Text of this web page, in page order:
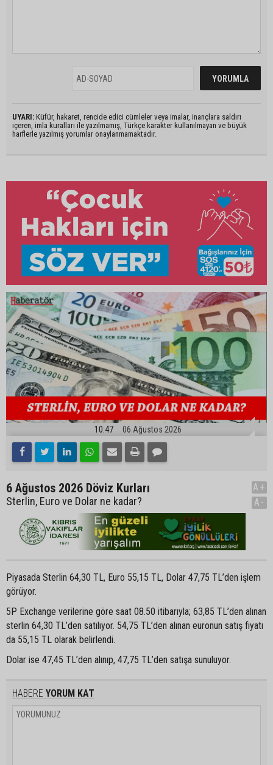
UYARI: Küfür, hakaret, rencide edici cümleler veya imalar, inançlara saldırı
içeren, imla kuralları ile yazılmamış, Türkçe karakter kullanılmayan ve büyük
harflerle yazılmış yorumlar onaylanmamaktadır.
10:47 06 Ağustos 2026
6 Ağustos 2026 Döviz Kurları
Sterlin, Euro ve Dolar ne kadar?
A+
A-
Piyasada Sterlin 64,30 TL, Euro 55,15 TL, Dolar 47,75 TL’den işlem
görüyor.
5P Exchange verilerine göre saat 08.50 itibarıyla; 63,85 TL’den alınan
sterlin 64,30 TL’den satılıyor. 54,75 TL’den alınan euronun satış fiyatı
da 55,15 TL olarak belirlendi.
Dolar ise 47,45 TL’den alınıp, 47,75 TL’den satışa sunuluyor.
HABERE YORUM KAT